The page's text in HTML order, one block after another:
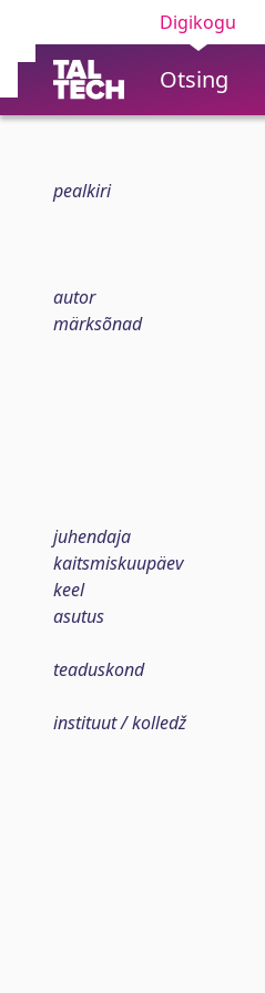
Digikogu
Otsing
pealkiri
autor
märksõnad
juhendaja
kaitsmiskuupäev
keel
asutus
teaduskond
instituut / kolledž